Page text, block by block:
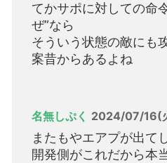
てかサポに対しての命
ぜ”なら
そういう状態の敵にも
案昔からあるよね
名無しぷく 2024/07/16(
またもやエアプが出て
開発側がこれだから本